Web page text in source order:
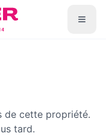
de cette propriété.
tard.